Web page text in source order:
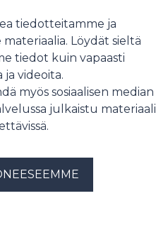
tiedotteitamme ja
Löydät sieltä
tiedot kuin vapaasti
ja videoita.
myös sosiaalisen median
julkaistu materiaali